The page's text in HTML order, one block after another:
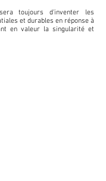
toujours d'inventer les
et durables en réponse à
en valeur la singularité et